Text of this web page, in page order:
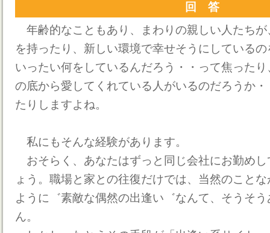
回 答
年齢的なこともあり、まわりの親しい人たち
を持ったり、新しい環境で幸せそうにしている
いったい何をしているんだろう・・って焦った
の底から愛してくれている人がいるのだろうか
たりしますよね。
私にもそんな経験があります。
おそらく、あなたはずっと同じ会社にお勤め
ょう。職場と家との往復だけでは、当然のこと
ように゛素敵な偶然の出逢い゛なんて、そうそ
ん。